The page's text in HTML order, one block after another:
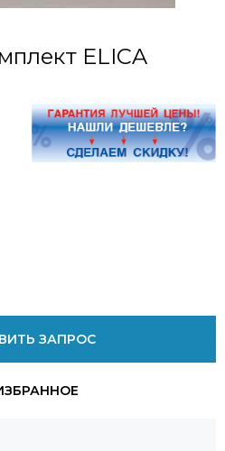
ELICA
ЗАПРОС